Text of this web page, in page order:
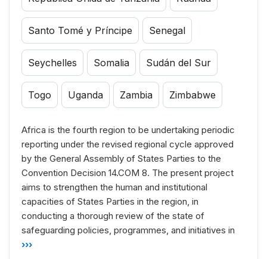
Santo Tomé y Príncipe Senegal
Seychelles Somalia Sudán del Sur
Togo Uganda Zambia Zimbabwe
Africa is the fourth region to be undertaking periodic
reporting under the revised regional cycle approved
by the General Assembly of States Parties to the
Convention Decision 14.COM 8. The present project
aims to strengthen the human and institutional
capacities of States Parties in the region, in
conducting a thorough review of the state of
safeguarding policies, programmes, and initiatives in
›››